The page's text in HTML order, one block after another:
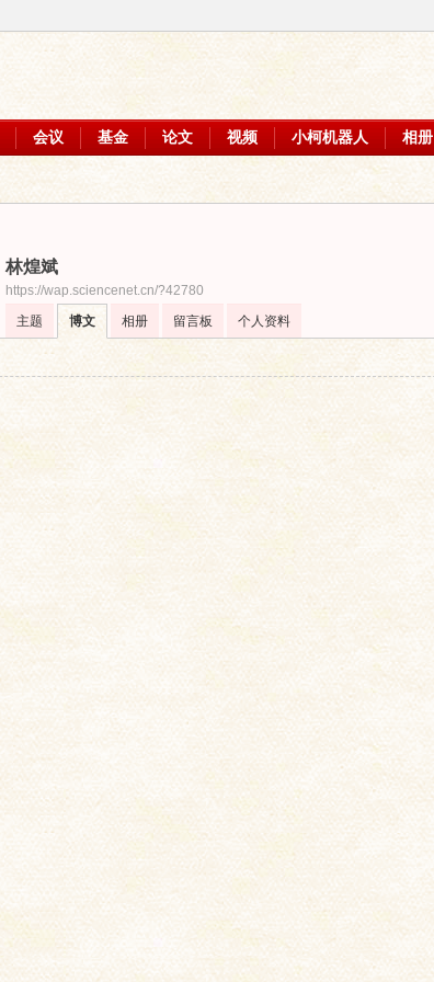
会议 基金 论文 视频 小柯机器人 相册
林煌斌
https://wap.sciencenet.cn/?42780
主题
博文 相册 留言板 个人资料